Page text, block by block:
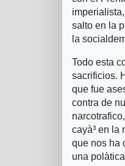
salto en la
la
Todo esta
sacrificios.
que fue
contra de
cayà³ en la
que nos ha
una